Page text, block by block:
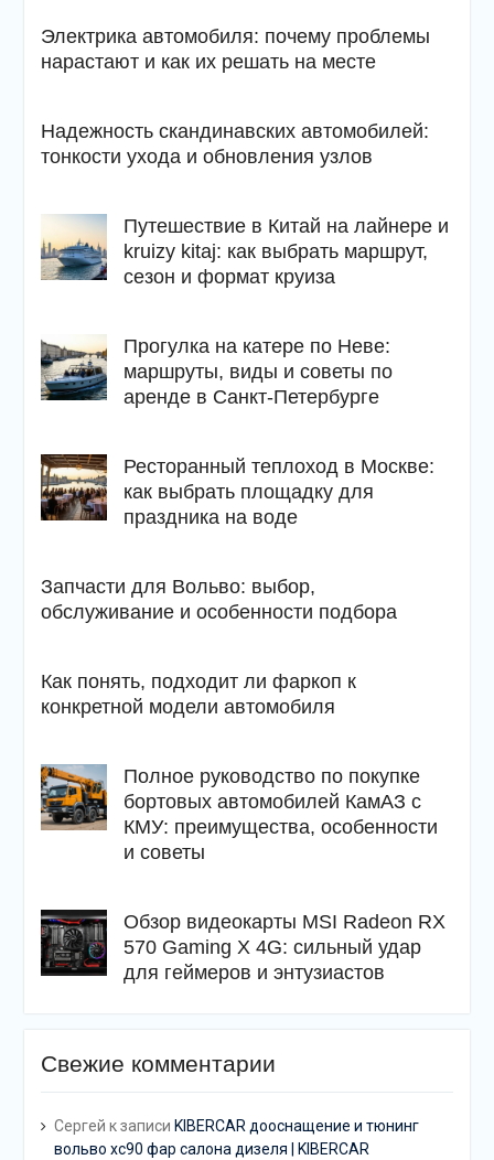
Электрика автомобиля: почему проблемы
нарастают и как их решать на месте
Надежность скандинавских автомобилей:
тонкости ухода и обновления узлов
Путешествие в Китай на лайнере и
kruizy kitaj: как выбрать маршрут,
сезон и формат круиза
Прогулка на катере по Неве:
маршруты, виды и советы по
аренде в Санкт-Петербурге
Ресторанный теплоход в Москве:
как выбрать площадку для
праздника на воде
Запчасти для Вольво: выбор,
обслуживание и особенности подбора
Как понять, подходит ли фаркоп к
конкретной модели автомобиля
Полное руководство по покупке
бортовых автомобилей КамАЗ с
КМУ: преимущества, особенности
и советы
Обзор видеокарты MSI Radeon RX
570 Gaming X 4G: сильный удар
для геймеров и энтузиастов
Свежие комментарии
Сергей к записи KIBERCAR дооснащение и тюнинг
вольво хс90 фар салона дизеля | KIBERCAR